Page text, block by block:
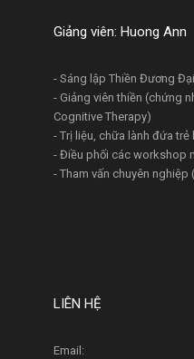
Giảng viên: Huong Ann
- Sáng lập Thiền Đương Đại
- Giảng viên thiền (chứng
Cognitive Therapy)
- Trị liệu, chữa lành đứa trẻ
- Điều phối các workshop
- Tham vấn chuyên
LIÊN HỆ
Email: